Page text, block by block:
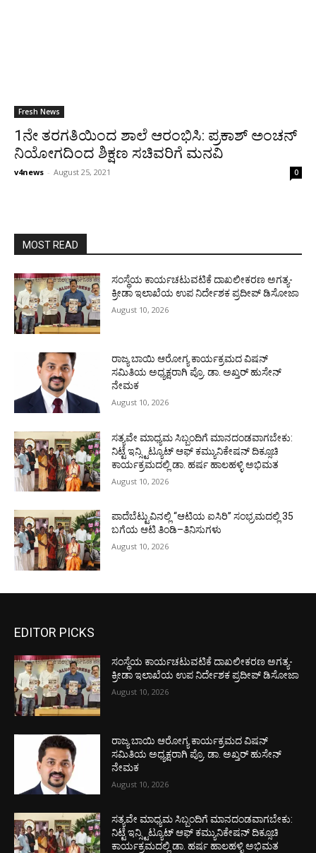
Fresh News
1ನೇ ತರಗತಿಯಿಂದ ಶಾಲೆ ಆರಂಭಿಸಿ: ಪ್ರಕಾಶ್ ಅಂಚನ್
ನಿಯೋಗದಿಂದ ಶಿಕ್ಷಣ ಸಚಿವರಿಗೆ ಮನವಿ
v4news - August 25, 2021 0
MOST READ
ಸಂಸ್ಥೆಯ ಕಾರ್ಯಚಟುವಟಿಕೆ ದಾಖಲೀಕರಣ ಅಗತ್ಯ-
ಕ್ರೀಡಾ ಇಲಾಖೆಯ ಉಪ ನಿರ್ದೇಶಕ ಪ್ರದೀಪ್ ಡಿಸೋಜಾ
August 10, 2026
ರಾಜ್ಯ ಬಾಯಿ ಆರೋಗ್ಯ ಕಾರ್ಯಕ್ರಮದ ವಿಷನ್
ಸಮಿತಿಯ ಅಧ್ಯಕ್ಷರಾಗಿ ಪ್ರೊ. ಡಾ. ಅಖ್ತರ್ ಹುಸೇನ್
ನೇಮಕ
August 10, 2026
ಸತ್ಯವೇ ಮಾಧ್ಯಮ ಸಿಬ್ಬಂದಿಗೆ ಮಾನದಂಡವಾಗಬೇಕು:
ನಿಟ್ಟೆ ಇನ್ಸ್ಟಿಟ್ಯೂಟ್ ಆಫ್ ಕಮ್ಯುನಿಕೇಷನ್ ದಿಕ್ಸೂಚಿ
ಕಾರ್ಯಕ್ರಮದಲ್ಲಿ ಡಾ. ಹರ್ಷ ಹಾಲಹಳ್ಳಿ ಅಭಿಮತ
August 10, 2026
ಪಾದೆಬೆಟ್ಟುವಿನಲ್ಲಿ “ಆಟಿಯ ಐಸಿರಿ’’ ಸಂಭ್ರಮದಲ್ಲಿ 35
ಬಗೆಯ ಆಟಿ ತಿಂಡಿ–ತಿನಿಸುಗಳು
August 10, 2026
EDITOR PICKS
ಸಂಸ್ಥೆಯ ಕಾರ್ಯಚಟುವಟಿಕೆ ದಾಖಲೀಕರಣ ಅಗತ್ಯ-
ಕ್ರೀಡಾ ಇಲಾಖೆಯ ಉಪ ನಿರ್ದೇಶಕ ಪ್ರದೀಪ್ ಡಿಸೋಜಾ
August 10, 2026
ರಾಜ್ಯ ಬಾಯಿ ಆರೋಗ್ಯ ಕಾರ್ಯಕ್ರಮದ ವಿಷನ್
ಸಮಿತಿಯ ಅಧ್ಯಕ್ಷರಾಗಿ ಪ್ರೊ. ಡಾ. ಅಖ್ತರ್ ಹುಸೇನ್
ನೇಮಕ
August 10, 2026
ಸತ್ಯವೇ ಮಾಧ್ಯಮ ಸಿಬ್ಬಂದಿಗೆ ಮಾನದಂಡವಾಗಬೇಕು:
ನಿಟ್ಟೆ ಇನ್ಸ್ಟಿಟ್ಯೂಟ್ ಆಫ್ ಕಮ್ಯುನಿಕೇಷನ್ ದಿಕ್ಸೂಚಿ
ಕಾರ್ಯಕ್ರಮದಲ್ಲಿ ಡಾ. ಹರ್ಷ ಹಾಲಹಳ್ಳಿ ಅಭಿಮತ